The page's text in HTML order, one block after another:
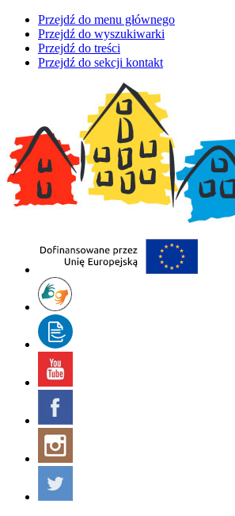
Przejdź do menu głównego
Przejdź do wyszukiwarki
Przejdź do treści
Przejdź do sekcji kontakt